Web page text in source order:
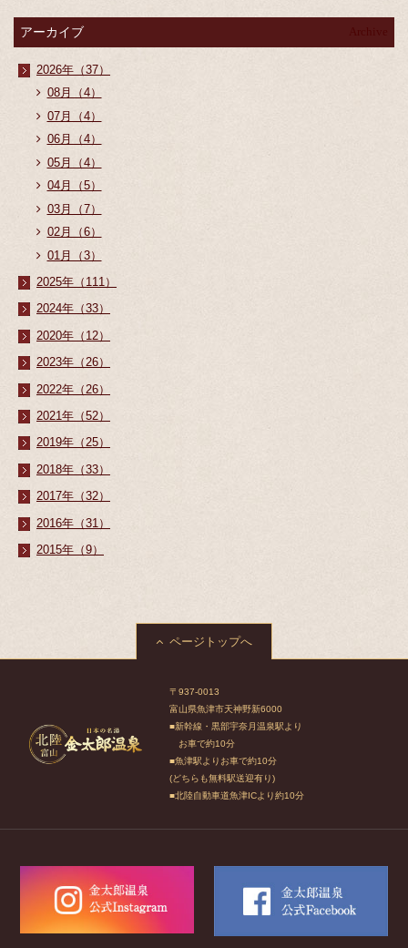
アーカイブ
2026年（37）
08月（4）
07月（4）
06月（4）
05月（4）
04月（5）
03月（7）
02月（6）
01月（3）
2025年（111）
2024年（33）
2020年（12）
2023年（26）
2022年（26）
2021年（52）
2019年（25）
2018年（33）
2017年（32）
2016年（31）
2015年（9）
ページトップへ
〒937-0013
富山県魚津市天神野新6000
■新幹線・黒部宇奈月温泉駅より
お車で約10分
■魚津駅よりお車で約10分
(どちらも無料駅送迎有り)
■北陸自動車道魚津ICより約10分